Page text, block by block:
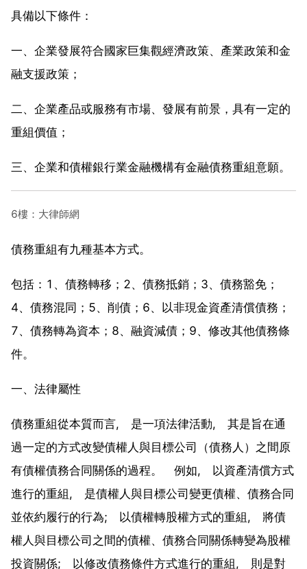
具備以下條件：
一、企業發展符合國家巨集觀經濟政策、產業政策和金
融支援政策；
二、企業產品或服務有市場、發展有前景，具有一定的
重組價值；
三、企業和債權銀行業金融機構有金融債務重組意願。
6樓：大律師網
債務重組有九種基本方式。
包括：1、債務轉移；2、債務抵銷；3、債務豁免；
4、債務混同；5、削債；6、以非現金資產清償債務；
7、債務轉為資本；8、融資減債；9、修改其他債務條
件。
一、法律屬性
債務重組從本質而言, 是一項法律活動, 其是旨在通
過一定的方式改變債權人與目標公司（債務人）之間原
有債權債務合同關係的過程。 例如, 以資產清償方式
進行的重組, 是債權人與目標公司變更債權、債務合同
並依約履行的行為; 以債權轉股權方式的重組, 將債
權人與目標公司之間的債權、債務合同關係轉變為股權
投資關係; 以修改債務條件方式進行的重組, 則是對